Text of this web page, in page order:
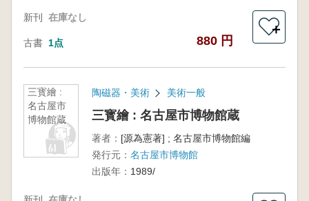
新刊 在庫なし
古書 1点 880 円
＋
三寳繪 :
名古屋市
博物館蔵
陶磁器・美術 美術一般
三寳繪 : 名古屋市博物館蔵
著者： [源為憲著] ; 名古屋市博物館編
発行元： 名古屋市博物館
出版年： 1989/